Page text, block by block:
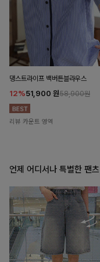
댕스트라이프 백버튼블라우스
12%51,900 원58,900원
리뷰 카운트 영역
언제 어디서나 특별한 팬츠